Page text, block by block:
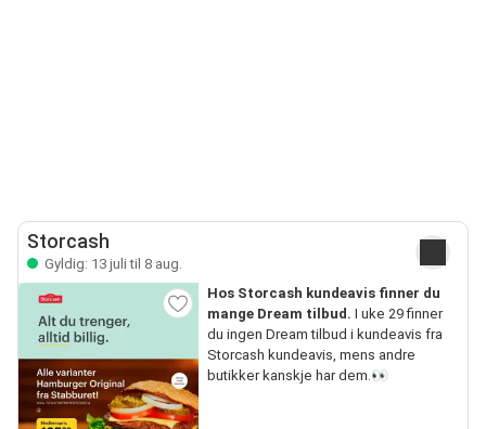
Storcash
Gyldig: 13 juli til 8 aug.
Hos Storcash kundeavis finner du
mange Dream tilbud. I uke 29 finner
du ingen Dream tilbud i kundeavis fra
Storcash kundeavis, mens andre
butikker kanskje har dem.👀